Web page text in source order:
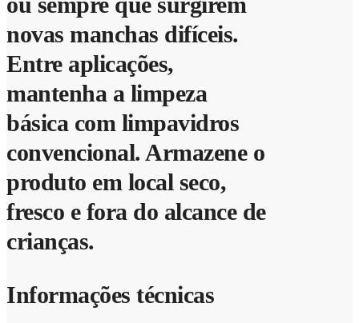
novas manchas difíceis.
Entre aplicações,
mantenha a limpeza
básica com limpavidros
convencional. Armazene o
produto em local seco,
fresco e fora do alcance de
crianças.
Informações técnicas